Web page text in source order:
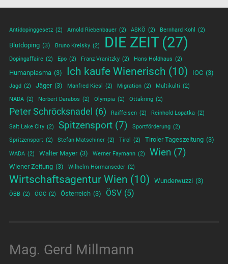
Antidopinggesetz (2) Arnold Riebenbauer (2) ASKÖ (2) Bernhard Kohl (2)
Blutdoping (3) Bruno Kreisky (2) DIE ZEIT (27)
Dopingaffaire (2) Epo (2) Franz Vranitzky (2) Hans Holdhaus (2)
Humanplasma (3) Ich kaufe Wienerisch (10) IOC (3)
Jagd (2) Jäger (3) Manfred Kiesl (2) Migration (2) Multikulti (2)
NADA (2) Norbert Darabos (2) Olympia (2) Ottakring (2)
Peter Schröcksnadel (6) Raiffeisen (2) Reinhold Lopatka (2)
Salt Lake City (2) Spitzensport (7) Sportförderung (2)
Spritzensport (2) Stefan Matschiner (2) Tirol (2) Tiroler Tageszeitung (3)
WADA (2) Walter Mayer (3) Werner Faymann (2) Wien (7)
Wiener Zeitung (3) Wilhelm Hörmanseder (2)
Wirtschaftsagentur Wien (10) Wunderwuzzi (3)
ÖBB (2) ÖOC (2) Österreich (3) ÖSV (5)
Mag. Gerd Millmann